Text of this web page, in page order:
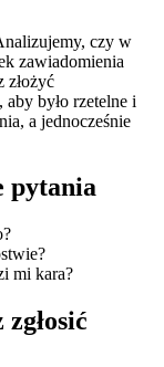
czy w
zawiadomienia
złożyć
było rzetelne i
a jednocześnie
pytania
mi kara?